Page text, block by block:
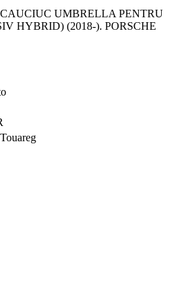
UMBRELLA PENTRU
HYBRID) (2018-). PORSCHE